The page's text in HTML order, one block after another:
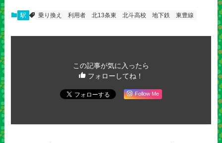
駅 乗り換え 利用者 北13条東 北斗高校 地下鉄 東豊線
この記事が気に入ったら
フォローしてね！
Follow Me